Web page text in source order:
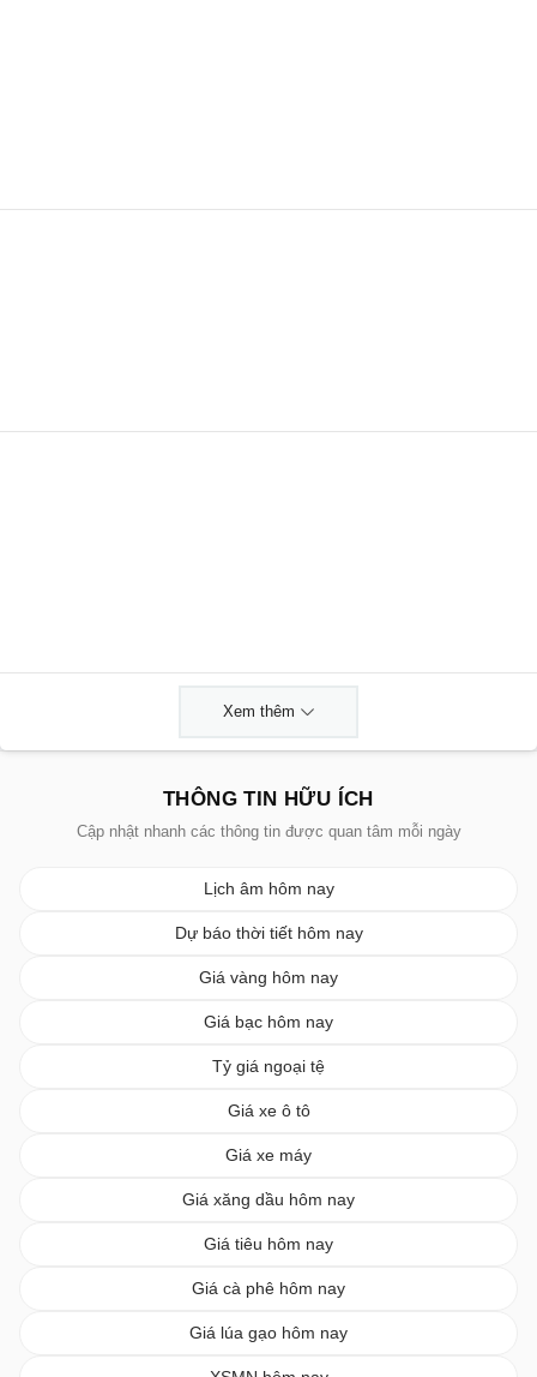
Xem thêm
THÔNG TIN HỮU ÍCH
Cập nhật nhanh các thông tin được quan tâm mỗi ngày
Lịch âm hôm nay
Dự báo thời tiết hôm nay
Giá vàng hôm nay
Giá bạc hôm nay
Tỷ giá ngoại tệ
Giá xe ô tô
Giá xe máy
Giá xăng dầu hôm nay
Giá tiêu hôm nay
Giá cà phê hôm nay
Giá lúa gạo hôm nay